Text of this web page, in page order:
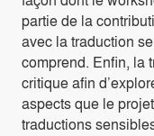
partie de la
avec la traduction
comprend. Enfin, la
critique afin
aspects que le
traductions